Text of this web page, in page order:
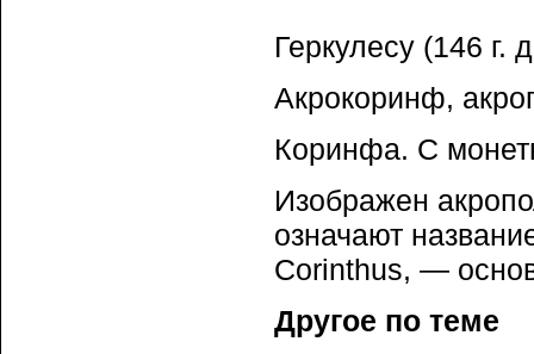
Геркулесу (146 г.
Акрокоринф,
Коринфа. С
Изображен
означают
Corinthus, —
Другое по теме